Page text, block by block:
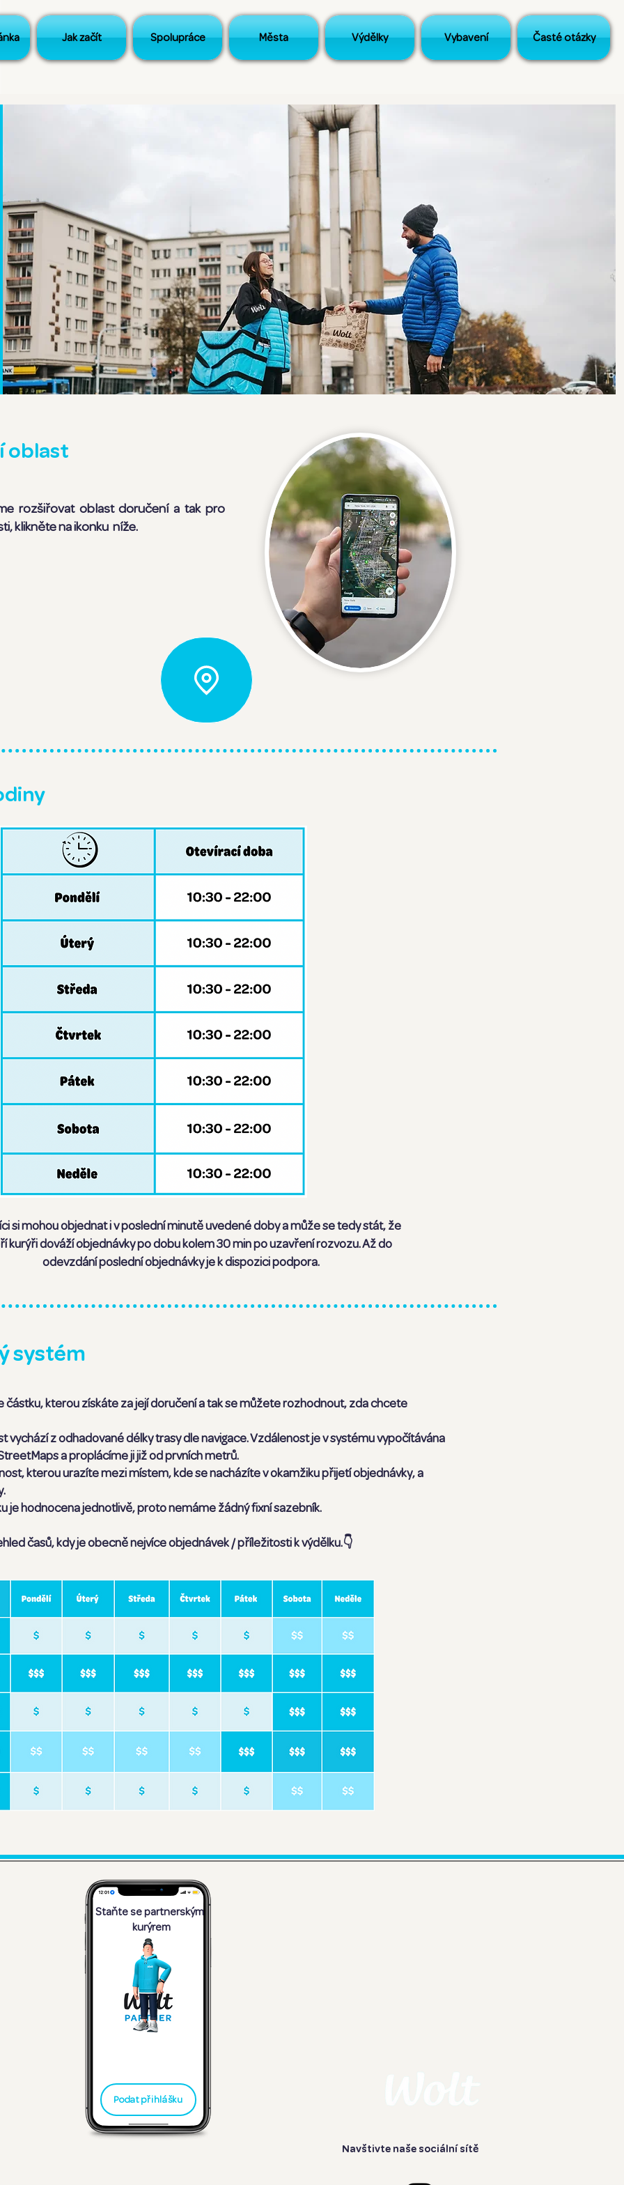
Jak začít Spolupráce Města Výdělky Vybavení Časté otázky
oblast
rozšiřovat oblast doručení a tak pro
klikněte na ikonku níže.
si mohou objednat i v poslední minutě uvedené doby a může se tedy stát, že
kurýři dováží objednávky po dobu kolem 30 min po uzavření rozvozu. Až do
odevzdání poslední objednávky je k dispozici podpora.
systém
kterou získáte za její doručení a tak se můžete rozhodnout, zda chcete
vychází z odhadované délky trasy dle navigace. Vzdálenost je v systému vypočítávána
a proplácíme ji již od prvních metrů.
kterou urazíte mezi místem, kde se nacházíte v okamžiku přijetí objednávky, a
je hodnocena jednotlivě, proto nemáme žádný fixní sazebník.
časů, kdy je obecně nejvíce objednávek / příležitosti k výdělku.👇
Podat přihlášku
Navštivte naše sociální sítě
Staňte se partnerským
kurýrem